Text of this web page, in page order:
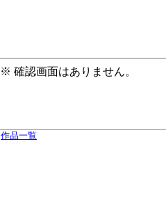
※ 確認画面はありません。
作品一覧